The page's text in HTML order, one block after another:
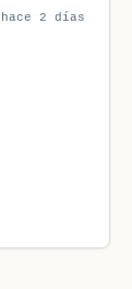
hace 2 días